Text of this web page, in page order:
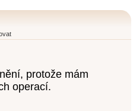
protože mám
operací.